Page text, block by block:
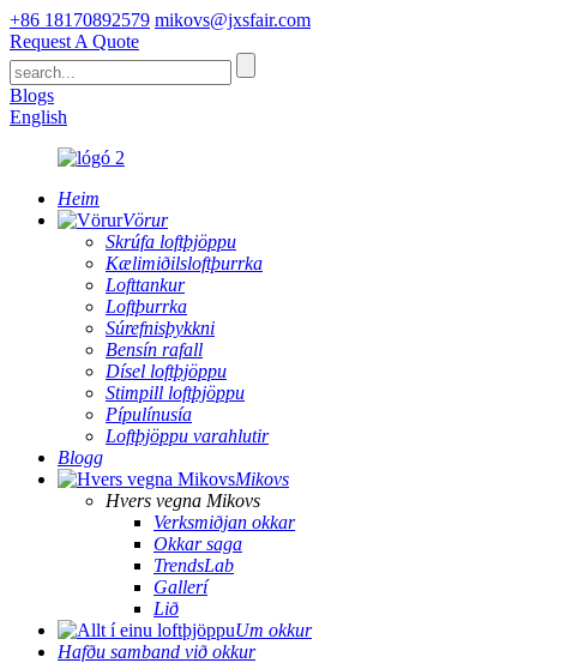
+86 18170892579 mikovs@jxsfair.com
Request A Quote
Blogs
English
Heim
Vörur
Skrúfa loftþjöppu
Kælimiðilsloftþurrka
Lofttankur
Loftþurrka
Súrefnisþykkni
Bensín rafall
Dísel loftþjöppu
Stimpill loftþjöppu
Pípulínusía
Loftþjöppu varahlutir
Blogg
Mikovs
Hvers vegna Mikovs
Verksmiðjan okkar
Okkar saga
TrendsLab
Gallerí
Lið
Um okkur
Hafðu samband við okkur